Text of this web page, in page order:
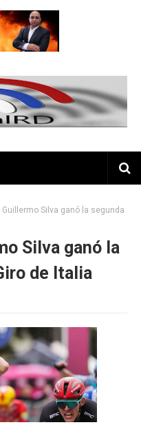
Guillermo Silva ganó la segunda
Silva ganó la
de Italia